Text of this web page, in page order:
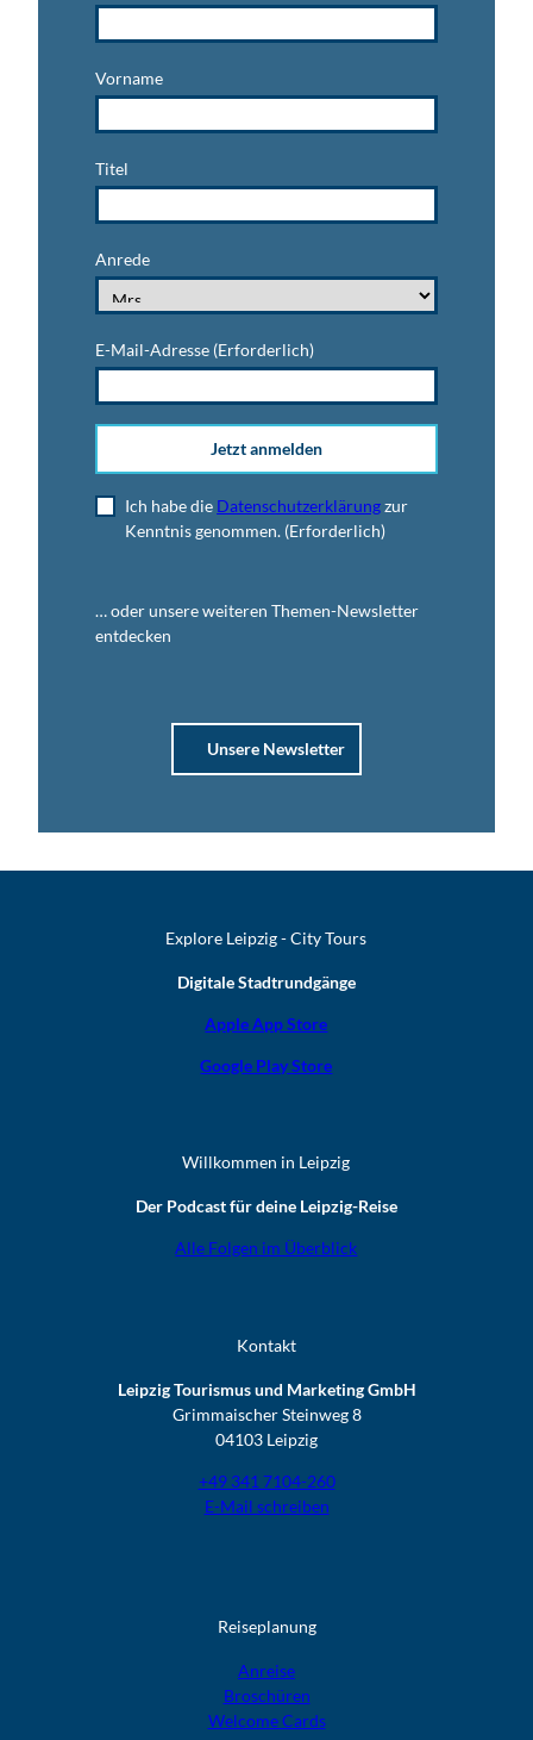
Vorname
Titel
Anrede
E-Mail-Adresse (Erforderlich)
Jetzt anmelden
Ich habe die Datenschutzerklärungzur
Kenntnis genommen. (Erforderlich)
… oder unsere weiteren Themen-Newsletter
entdecken
Unsere Newsletter
Explore Leipzig - City Tours
Digitale Stadtrundgänge
Apple App Store
Google Play Store
Willkommen in Leipzig
Der Podcast für deine Leipzig-Reise
Alle Folgen im Überblick
Kontakt
Leipzig Tourismus und Marketing GmbH
Grimmaischer Steinweg 8
04103 Leipzig
+49 341 7104-260
E-Mail schreiben
Reiseplanung
Anreise
Broschüren
Welcome Cards​​​​​​​